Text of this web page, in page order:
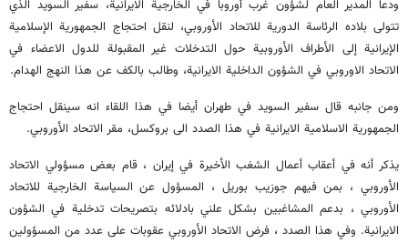
ودعا المدير العام لشؤون غرب أوروبا في الخارجية الايرانية، سفير السويد الذي
تتولى بلاده الرئاسة الدورية للاتحاد الأوروبي، لنقل احتجاج الجمهورية الإسلامية
الإيرانية إلى الأطراف الأوروبية حول التدخلات غير المقبولة للدول الاعضاء في
الاتحاد الاوروبي في الشؤون الداخلية الايرانية، وطالب بالكف عن هذا النهج الهدام.
ومن جانبه قال سفير السويد في طهران أيضا في هذا اللقاء انه سينقل احتجاج
الجمهورية الاسلامية الايرانية في هذا الصدد الى بروكسل، مقر الاتحاد الأوروبي.
يذكر أنه في أعقاب أعمال الشغب الأخيرة في إيران ، قام بعض مسؤولي الاتحاد
الأوروبي ، بمن فيهم جوزيب بوريل ، المسؤول عن السياسة الخارجية للاتحاد
الأوروبي ، بدعم المشاغبين بشكل علني بادلائه بتصريحات تدخلية في الشؤون
الايرانية. وفي هذا الصدد ، فرض الاتحاد الأوروبي عقوبات على عدد من المسؤولين